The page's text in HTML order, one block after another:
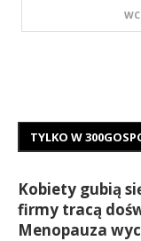
TYLKO W
Kobiety gubią
firmy tracą
Menopauza